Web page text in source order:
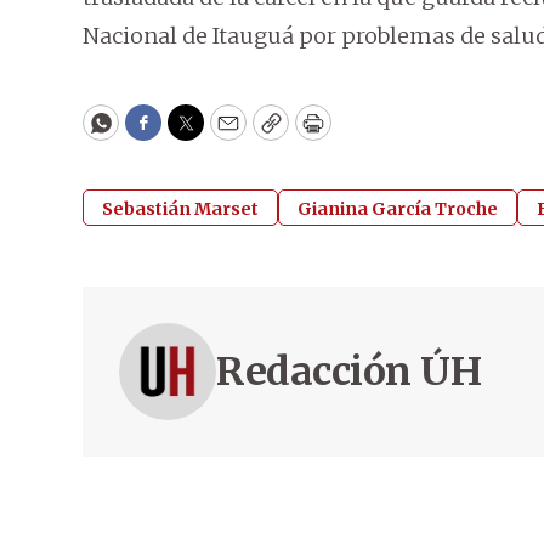
Nacional de Itauguá por problemas de
WhatsApp
Facebook
Twitter
EmailCopyPrint
Sebastián Marset Gianina García Troche
Redacción ÚH